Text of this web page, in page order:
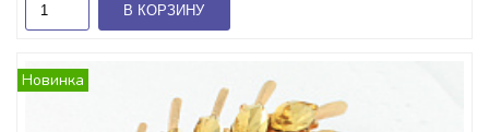
В КОРЗИНУ
Новинка